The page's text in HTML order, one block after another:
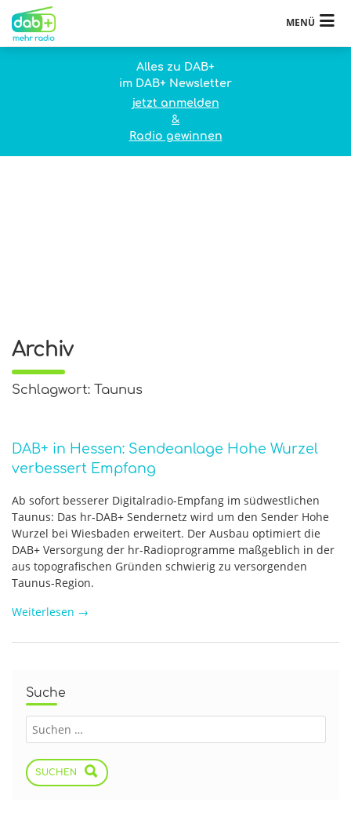
MENÜ
Alles zu DAB+
im DAB+ Newsletter
jetzt anmelden
&
Radio gewinnen
Archiv
Schlagwort: Taunus
DAB+ in Hessen: Sendeanlage Hohe Wurzel
verbessert Empfang
Ab sofort besserer Digitalradio-Empfang im südwestlichen
Taunus: Das hr-DAB+ Sendernetz wird um den Sender Hohe
Wurzel bei Wiesbaden erweitert. Der Ausbau optimiert die
DAB+ Versorgung der hr-Radioprogramme maßgeblich in der
aus topografischen Gründen schwierig zu versorgenden
Taunus-Region.
Weiterlesen →
Suche
SUCHEN